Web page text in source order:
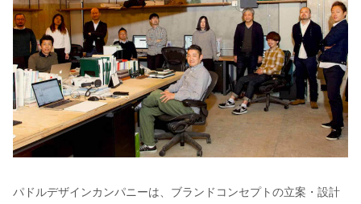
パドルデザインカンパニーは、ブランドコンセプトの立案・設計